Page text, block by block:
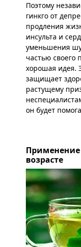
Поэтому
гинкго от
продления
инсульта и
уменьшения
частью своего
хорошая идея.
защищает
растущему
он будет
возрасте